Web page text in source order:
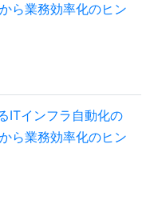
ら業務効率化のヒン
ITインフラ自動化の
ら業務効率化のヒン